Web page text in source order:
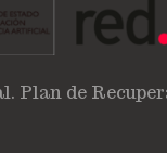
Plan de